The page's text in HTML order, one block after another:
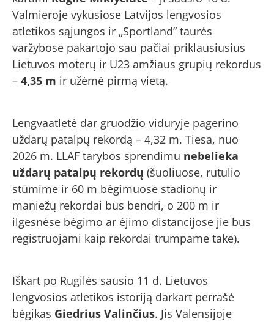
Valmieroje vykusiose Latvijos lengvosios
atletikos sąjungos ir „Sportland” taurės
varžybose pakartojo sau pačiai priklausiusius
Lietuvos moterų ir U23 amžiaus grupių rekordus
– 4,35 m ir užėmė pirmą vietą.
Lengvaatletė dar gruodžio viduryje pagerino
uždarų patalpų rekordą – 4,32 m. Tiesa, nuo
2026 m. LLAF tarybos sprendimu nebelieka
uždarų patalpų rekordų (šuoliuose, rutulio
stūmime ir 60 m bėgimuose stadionų ir
maniežų rekordai bus bendri, o 200 m ir
ilgesnėse bėgimo ar ėjimo distancijose jie bus
registruojami kaip rekordai trumpame take).
Iškart po Rugilės sausio 11 d. Lietuvos
lengvosios atletikos istoriją darkart perrašė
bėgikas Giedrius Valinčius. Jis Valensijoje